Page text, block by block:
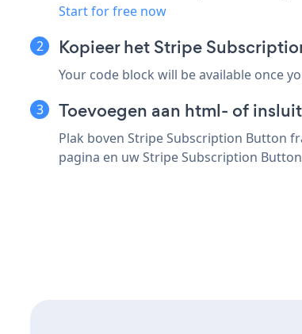
Start for free now
Kopieer het Stripe
Your code block will be available once
Toevoegen aan html- of
Plak boven Stripe Subscription Button
pagina en uw Stripe Subscription